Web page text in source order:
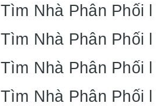
Tìm Nhà Phân Phối
Tìm Nhà Phân
Tìm Nhà Phân
Tìm Nhà Phân